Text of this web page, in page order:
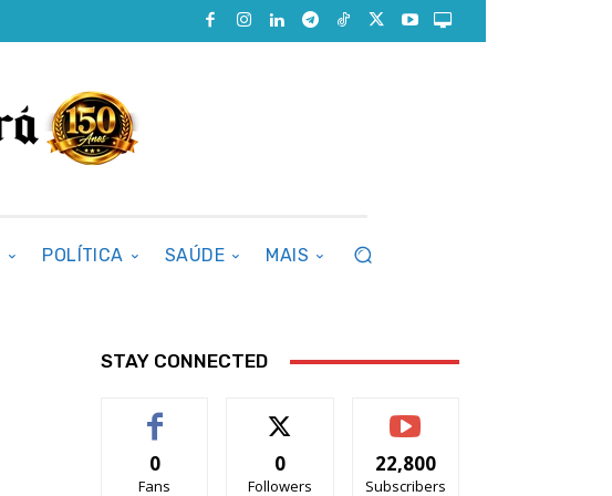
POLÍTICA SAÚDE MAIS
STAY CONNECTED
0
Fans
0
Followers
22,800
Subscribers